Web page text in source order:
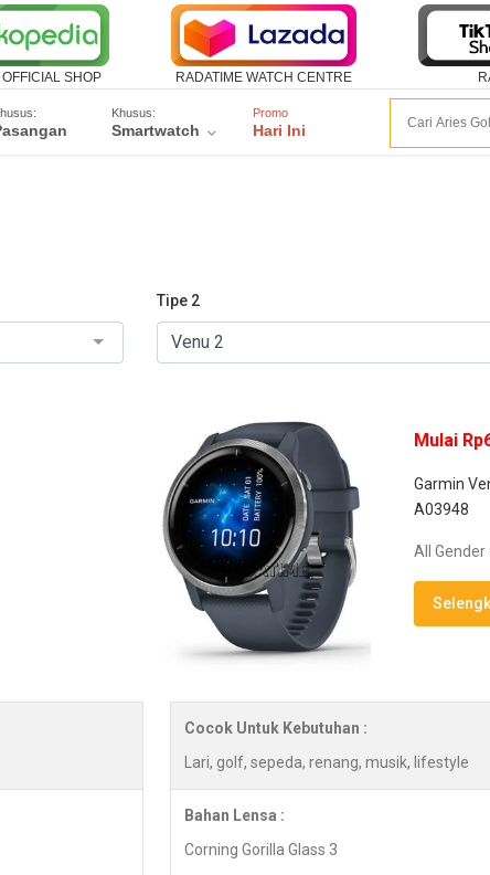
SHOP RADATIME WATCH CENTRE
Khusus:
Smartwatch
Promo
Hari Ini
Tipe 2
Mulai
Garmin
A03948
All Gender
Cocok Untuk Kebutuhan :
Lari, golf, sepeda, renang, musik, lifestyle
Bahan Lensa :
Corning Gorilla Glass 3